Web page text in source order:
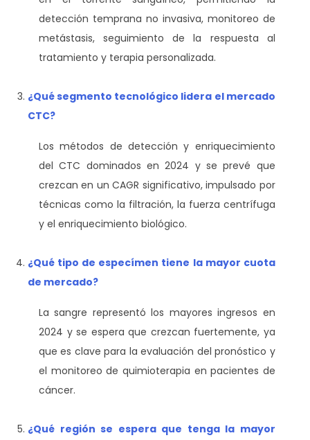
detección temprana no invasiva, monitoreo de
metástasis, seguimiento de la respuesta al
tratamiento y terapia personalizada.
¿Qué segmento tecnológico lidera el mercado
CTC?
Los métodos de detección y enriquecimiento
del CTC dominados en 2024 y se prevé que
crezcan en un CAGR significativo, impulsado por
técnicas como la filtración, la fuerza centrífuga
y el enriquecimiento biológico.
¿Qué tipo de especímen tiene la mayor cuota
de mercado?
La sangre representó los mayores ingresos en
2024 y se espera que crezcan fuertemente, ya
que es clave para la evaluación del pronóstico y
el monitoreo de quimioterapia en pacientes de
cáncer.
¿Qué región se espera que tenga la mayor